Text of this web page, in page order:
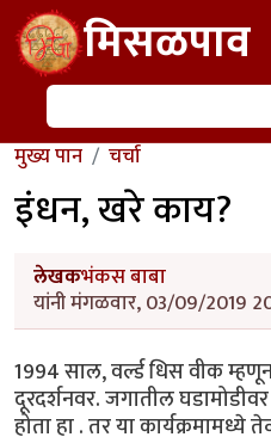
Skip to main contentमिसळपाव
शोध
मुख्य पान चर्चा
इंधन, खरे काय?
लेखकभंकस बाबा
यांनी मंगळवार, 03/09/2019
1994 साल, वर्ल्ड धिस वीक
दूरदर्शनवर. जगातील
होता हा . तर या